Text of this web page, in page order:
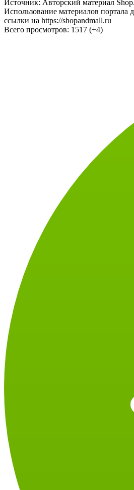
Источник: Авторский материал
Использование материалов портала
ссылки на https://shopandmall.ru
Всего просмотров: 1517 (+4)